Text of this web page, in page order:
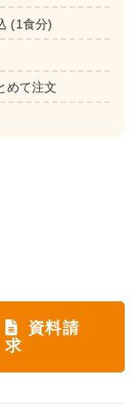
(1食分)
めて注文
資料請
求